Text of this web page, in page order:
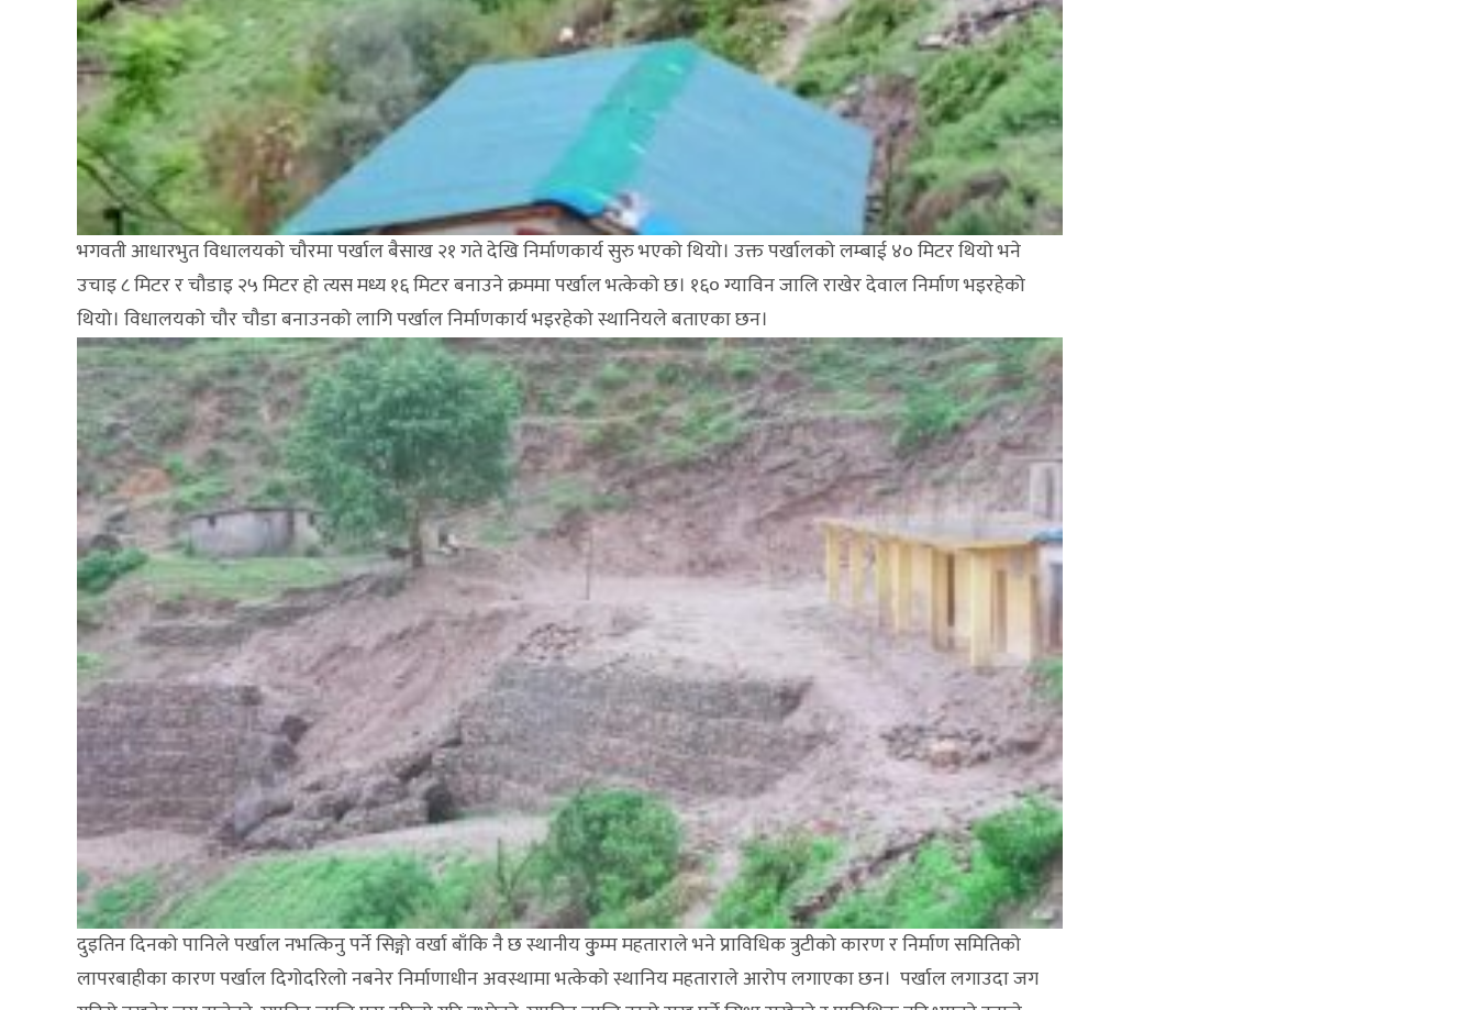
भगवती आधारभुत विधालयको चौरमा पर्खाल बैसाख २१ गते देखि निर्माणकार्य सुरु भएको थियो। उक्त पर्खालको लम्बाई ४० मिटर थियो भने
उचाइ ८ मिटर र चौडाइ २५ मिटर हो त्यस मध्य १६ मिटर बनाउने क्रममा पर्खाल भत्केको छ। १६० ग्याविन जालि राखेर देवाल निर्माण भइरहेको
थियो। विधालयको चौर चौडा बनाउनको लागि पर्खाल निर्माणकार्य भइरहेको स्थानियले बताएका छन।
दुइतिन दिनको पानिले पर्खाल नभत्किनु पर्ने सिङ्गो वर्खा बाँकि नै छ स्थानीय कु्म्म महताराले भने प्राविधिक त्रुटीको कारण र निर्माण समितिको
लापरबाहीका कारण पर्खाल दिगोदरिलो नबनेर निर्माणाधीन अवस्थामा भत्केको स्थानिय महताराले आरोप लगाएका छन। पर्खाल लगाउदा जग